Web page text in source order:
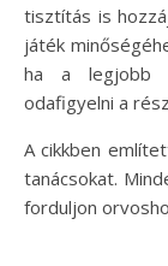
tisztítás is
játék
ha a legjobb
odafigyelni a
A cikkben
tanácsokat.
forduljon